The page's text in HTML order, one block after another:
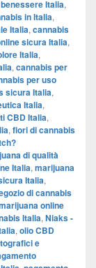
Italia,
in Italia,
Italia, cannabis
sicura Italia,
Italia,
, cannabis per
per uso
sicura Italia,
Italia,
CBD Italia,
, fiori di cannabis
di qualità
Italia, marijuana
Italia,
di cannabis
online
Italia, Niaks -
, olio CBD
e